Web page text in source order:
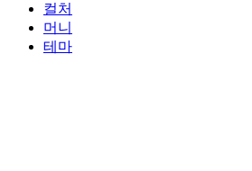
컬처
머니
테마